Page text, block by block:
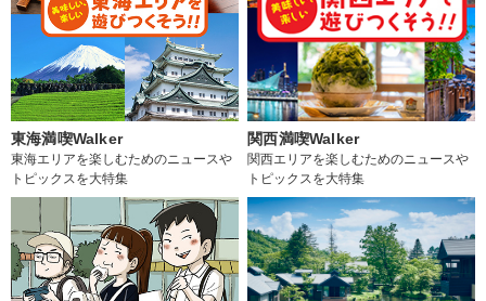
東海満喫Walker
東海エリアを楽しむためのニュースや
トピックスを大特集
関西満喫Walker
関西エリアを楽しむためのニュースや
トピックスを大特集